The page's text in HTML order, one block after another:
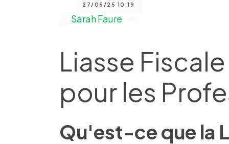
27/05/25 10:19
Sarah Faure
Liasse
pour les
Qu'est-ce que la